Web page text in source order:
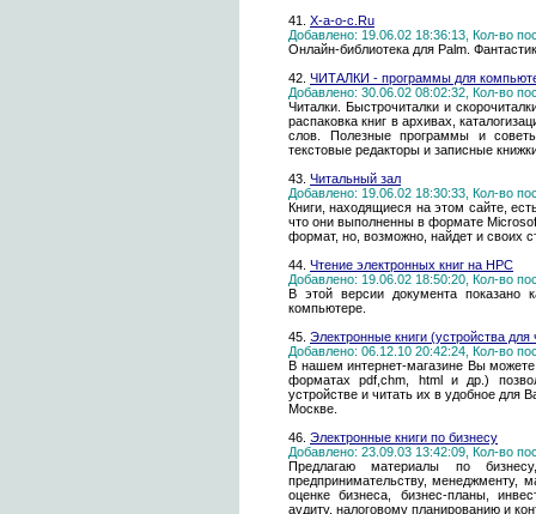
41. Х-a-o-c.Ru
Добавлено: 19.06.02 18:36:13, Кол-во
Онлайн-библиотека для Palm.
42. ЧИТАЛКИ - программы для
Добавлено: 30.06.02 08:02:32, Кол-во
Читалки. Быстрочиталки и
распаковка книг в архивах,
слов. Полезные программы и
текстовые редакторы и записные
43. Читальный зал
Добавлено: 19.06.02 18:30:33, Кол-во
Книги, находящиеся на этом сайте,
что они выполненны в формате
формат, но, возможно, найдет и своих
44. Чтение электронных книг на HPC
Добавлено: 19.06.02 18:50:20, Кол-во
В этой версии документа показано
компьютере.
45. Электронные книги (устройства для
Добавлено: 06.12.10 20:42:24, Кол-во
В нашем интернет-магазине Вы можете
форматах pdf,chm, html и др.)
устройстве и читать их в удобное для
Москве.
46. Электронные книги по бизнесу
Добавлено: 23.09.03 13:42:09, Кол-во
Предлагаю материалы по
предпринимательству, менеджменту,
оценке бизнеса, бизнес-планы,
аудиту, налоговому планированию и